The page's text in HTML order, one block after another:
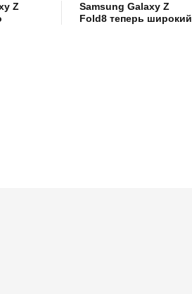
Z
Samsung Galaxy Z
Fold8 теперь широкий